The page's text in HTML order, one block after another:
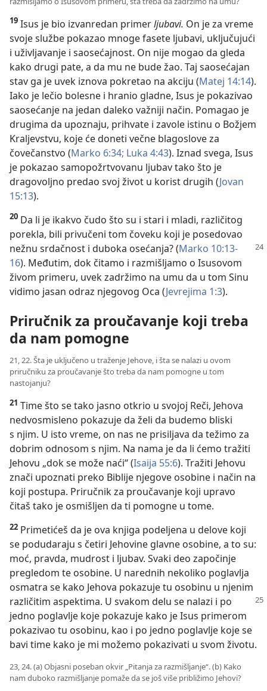
19 Isus je bio izvanredan primerljubavi. On je za vreme
svoje službe pokazao mnoge fasete ljubavi, uključujući
i uživljavanje i saosećajnost. On nije mogao da gleda
kako drugi pate, a da mu ne bude žao. Taj saosećajan
stav ga je uvek iznova pokretao na akciju (Matej 14:14).
Iako je lečio bolesne i hranio gladne, Isus je pokazivao
saosećanje na jedan daleko važniji način. Pomagao je
drugima da upoznaju, prihvate i zavole istinu o Božjem
Kraljevstvu, koje će doneti večne blagoslove za
čovečanstvo (Marko 6:34; Luka 4:43). Iznad svega, Isus
je pokazao samopožrtvovanu ljubav tako što je
dragovoljno predao svoj život u korist drugih (Jovan
15:13).
20 Da li je ikakvo čudo što su i stari i mladi, različitog
porekla, bili privučeni tom čoveku koji je posedovao
nežnu srdačnost i duboka osećanja? (Marko 10:13-
16). Međutim, dok čitamo i razmišljamo o Isusovom
živom primeru, uvek zadržimo na umu da u tom Sinu
vidimo jasan odraz njegovog Oca (Jevrejima 1:3).
Priručnik za proučavanje koji treba
da nam pomogne
21, 22. Šta je uključeno u traženje Jehove, i šta se nalazi u ovom
priručniku za proučavanje što treba da nam pomogne u tom
nastojanju?
21 Time što se tako jasno otkrio u svojoj Reči, Jehova
nedvosmisleno pokazuje da želi da budemo bliski
s njim. U isto vreme, on nas ne prisiljava da težimo za
dobrim odnosom s njim. Na nama je da li ćemo tražiti
Jehovu „dok se može naći“ (Isaija 55:6). Tražiti Jehovu
znači upoznati preko Biblije njegove osobine i način na
koji postupa. Priručnik za proučavanje koji upravo
čitaš tako je osmišljen da ti pomogne u tome.
22 Primetićeš da je ova knjiga podeljena u delove koji
se podudaraju s četiri Jehovine glavne osobine, a to su:
moć, pravda, mudrost i ljubav. Svaki deo započinje
pregledom te osobine. U narednih nekoliko poglavlja
osmatra se kako Jehova pokazuje tu osobinu u njenim
različitim aspektima. U svakom delu se nalazi i po
jedno poglavlje koje pokazuje kako je Isus primerom
pokazivao tu osobinu, kao i po jedno poglavlje koje se
bavi time kako je mi možemo pokazivati u svom životu.
23, 24. (a) Objasni poseban okvir „Pitanja za razmišljanje“. (b) Kako
nam duboko razmišljanje pomaže da se još više približimo Jehovi?